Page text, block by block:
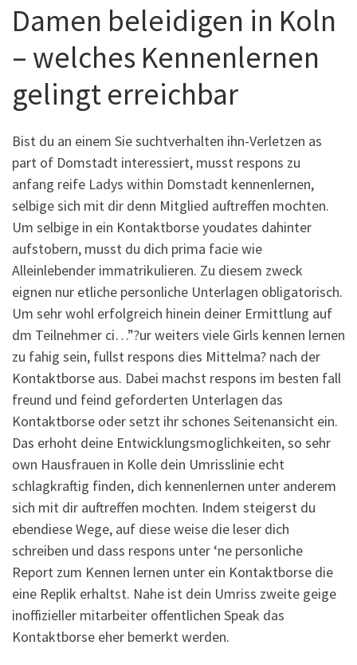
Damen beleidigen in Koln
– welches Kennenlernen
gelingt erreichbar
Bist du an einem Sie suchtverhalten ihn-Verletzen as
part of Domstadt interessiert, musst respons zu
anfang reife Ladys within Domstadt kennenlernen,
selbige sich mit dir denn Mitglied auftreffen mochten.
Um selbige in ein Kontaktborse youdates dahinter
aufstobern, musst du dich prima facie wie
Alleinlebender immatrikulieren. Zu diesem zweck
eignen nur etliche personliche Unterlagen obligatorisch.
Um sehr wohl erfolgreich hinein deiner Ermittlung auf
dm Teilnehmer ci…”?ur weiters viele Girls kennen lernen
zu fahig sein, fullst respons dies Mittelma? nach der
Kontaktborse aus. Dabei machst respons im besten fall
freund und feind geforderten Unterlagen das
Kontaktborse oder setzt ihr schones Seitenansicht ein.
Das erhoht deine Entwicklungsmoglichkeiten, so sehr
own Hausfrauen in Kolle dein Umrisslinie echt
schlagkraftig finden, dich kennenlernen unter anderem
sich mit dir auftreffen mochten. Indem steigerst du
ebendiese Wege, auf diese weise die leser dich
schreiben und dass respons unter ‘ne personliche
Report zum Kennen lernen unter ein Kontaktborse die
eine Replik erhaltst. Nahe ist dein Umriss zweite geige
inoffizieller mitarbeiter offentlichen Speak das
Kontaktborse eher bemerkt werden.